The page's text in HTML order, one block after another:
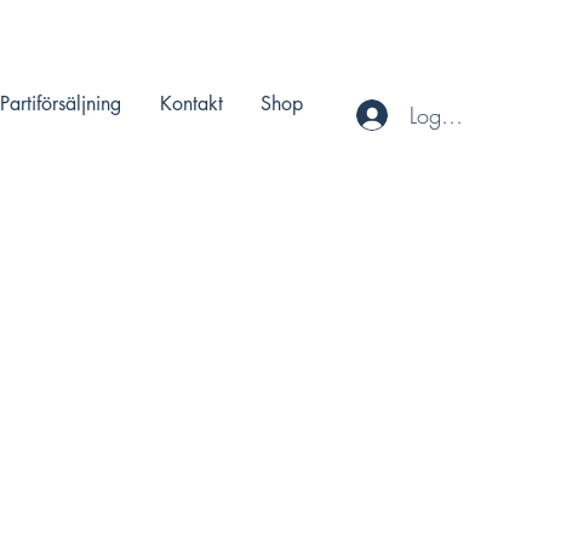
Partiförsäljning Kontakt Shop Logga in